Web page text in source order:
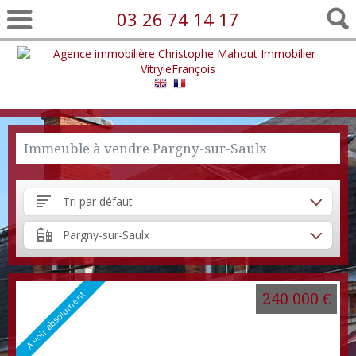
03 26 74 14 17
Immeuble à vendre Pargny-sur-Saulx
Tri par défaut
Pargny-sur-Saulx
A voir absolument 240 000 €